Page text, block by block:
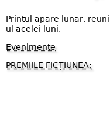
Printul apare lunar,
ul acelei luni.
Evenimente
PREMIILE FICȚIUNEA;